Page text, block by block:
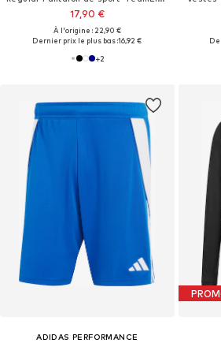
17,90 €
À l'origine : 22,90 €
Dernier prix le plus bas :16,92 €
+2
ADIDAS PERFORMANCE